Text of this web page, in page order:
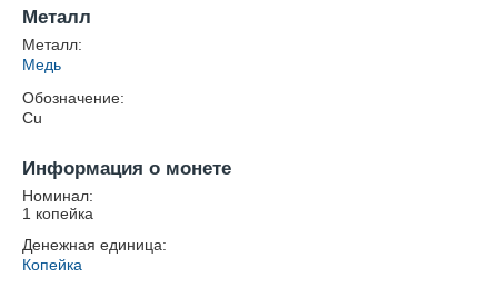
Металл
Металл:
Медь
Обозначение:
Cu
Информация о монете
Номинал:
1 копейка
Денежная единица:
Копейка